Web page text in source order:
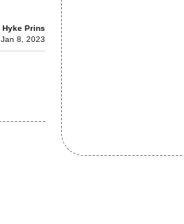
Hyke Prins
Jan 8, 2023